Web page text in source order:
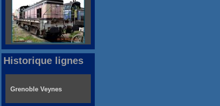
Historique lignes
Grenoble Veynes